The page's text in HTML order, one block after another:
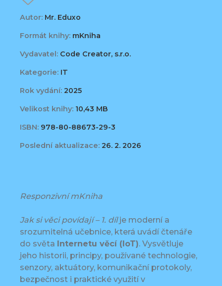
Autor: Mr. Eduxo
Formát knihy: mKniha
Vydavatel: Code Creator, s.r.o.
Kategorie: IT
Rok vydání: 2025
Velikost knihy: 10,43 MB
ISBN: 978-80-88673-29-3
Poslední aktualizace: 26. 2. 2026
Responzivní mKniha
Jak si věci povídají – 1. dílje moderní a
srozumitelná učebnice, která uvádí čtenáře
do světa Internetu věcí (IoT). Vysvětluje
jeho historii, principy, používané technologie,
senzory, aktuátory, komunikační protokoly,
bezpečnost i praktické využití v